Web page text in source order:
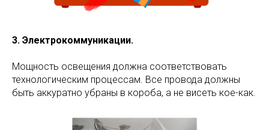
3. Электрокоммуникации.
Мощность освещения должна соответствовать
технологическим процессам. Все провода должны
быть аккуратно убраны в короба, а не висеть кое-как.